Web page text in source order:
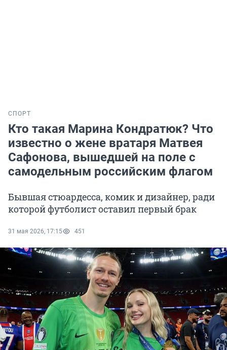
СПОРТ
Кто такая Марина Кондратюк? Что
известно о жене вратаря Матвея
Сафонова, вышедшей на поле с
самодельным российским флагом
Бывшая стюардесса, комик и дизайнер, ради
которой футболист оставил первый брак
31 мая 2026, 17:15 451